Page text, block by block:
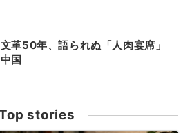
文革50年、語られぬ「人肉宴席」
中国
stories